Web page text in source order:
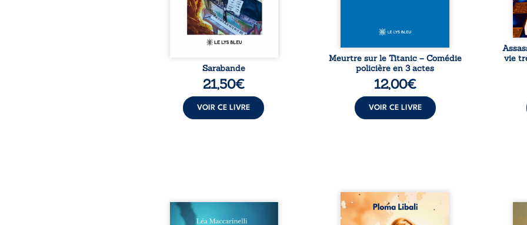
Sarabande
21,50€
VOIR CE LIVRE
Meurtre sur le Titanic – Comédie
policière en 3 actes
12,00€
VOIR CE LIVRE
vie
Quatre parties. Quatre refus.
Autrefois, les champs
d’Atlantis vibraient sous le